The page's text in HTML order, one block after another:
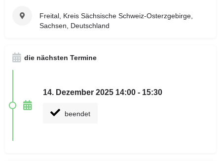
Freital, Kreis Sächsische Schweiz-Osterzgebirge,
Sachsen, Deutschland
die nächsten Termine
14. Dezember 2025 14:00 - 15:30
beendet